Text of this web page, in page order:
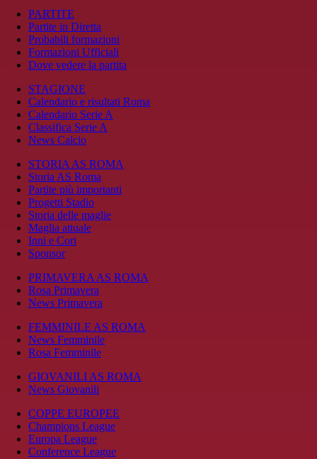
PARTITE
Partite in Diretta
Probabili formazioni
Formazioni Ufficiali
Dove vedere la partita
STAGIONE
Calendario e risultati Roma
Calendario Serie A
Classifica Serie A
News Calcio
STORIA AS ROMA
Storia AS Roma
Partite più importanti
Progetti Stadio
Storia delle maglie
Maglia attuale
Inni e Cori
Sponsor
PRIMAVERA AS ROMA
Rosa Primavera
News Primavera
FEMMINILE AS ROMA
News Femminile
Rosa Femminile
GIOVANILI AS ROMA
News Giovanili
COPPE EUROPEE
Champions League
Europa League
Conference League